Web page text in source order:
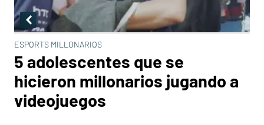
ESPORTS MILLONARIOS
5 adolescentes que se
hicieron millonarios jugando a
videojuegos